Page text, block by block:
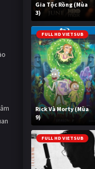
Gia Tộc Rồng (Mùa
3)
2,011,049 lượt xem
FULL HD VIETSUB
Rick Và Morty (Mùa
9)
2,991,271 lượt xem
FULL HD VIETSUB